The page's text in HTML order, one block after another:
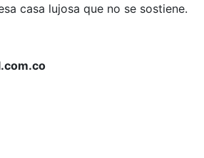
casa lujosa que no se sostiene.